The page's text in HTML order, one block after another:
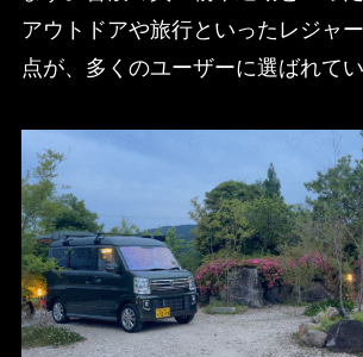
アウトドアや旅行といったレジャ
点が、多くのユーザーに選ばれてい